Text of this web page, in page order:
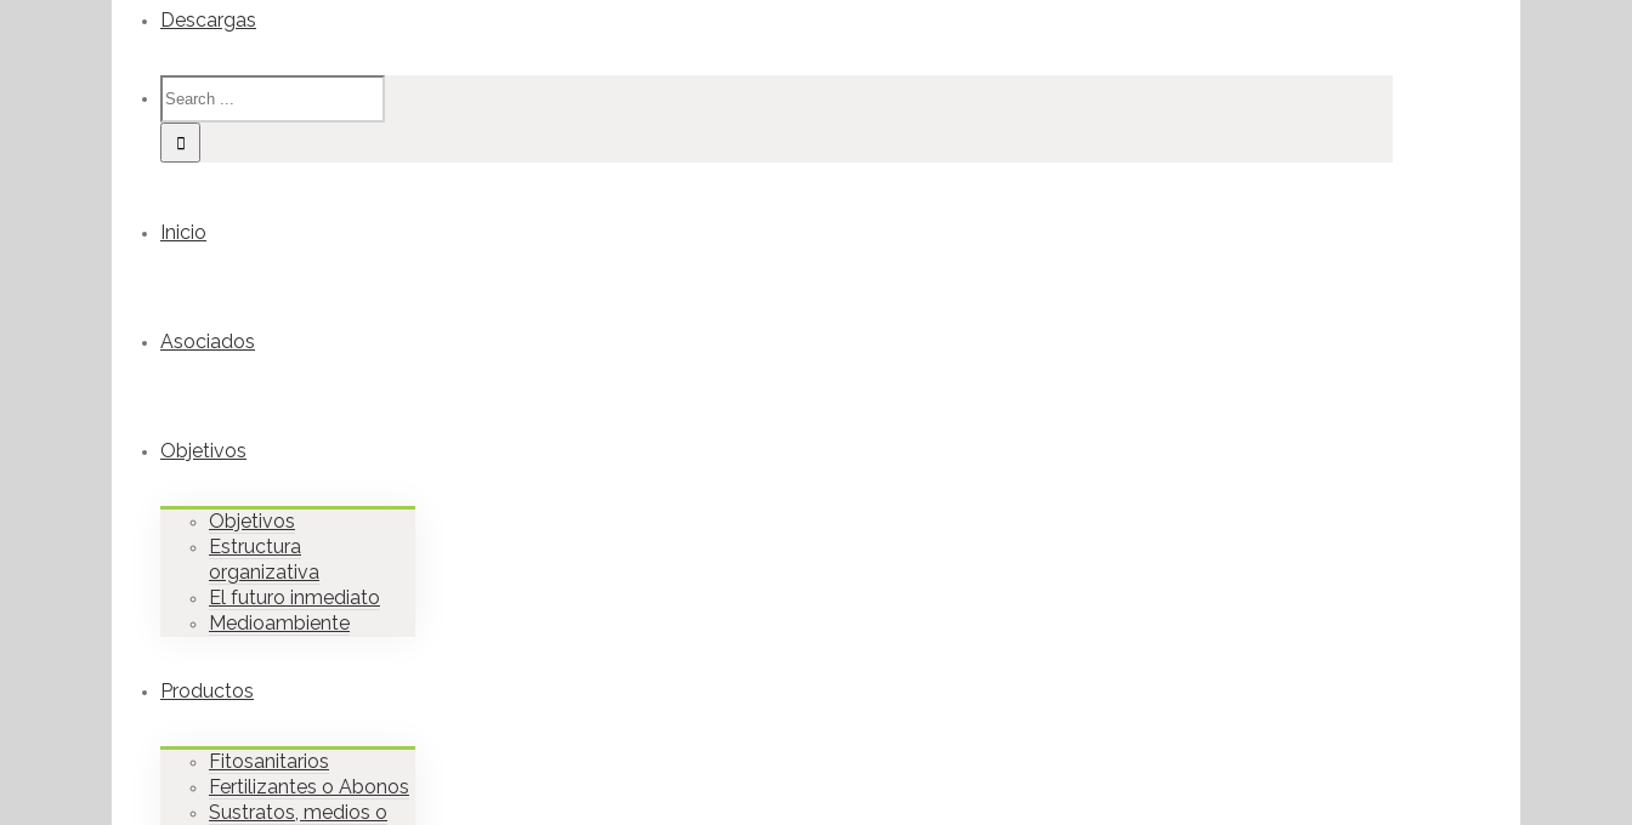
Descargas
Inicio
Asociados
Objetivos
Objetivos
Estructura
organizativa
El futuro inmediato
Medioambiente
Productos
Fitosanitarios
Fertilizantes o Abonos
Sustratos, medios o